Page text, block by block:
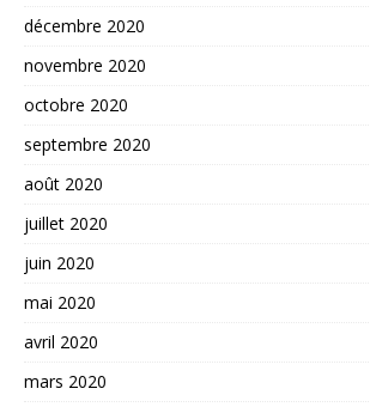
décembre 2020
novembre 2020
octobre 2020
septembre 2020
août 2020
juillet 2020
juin 2020
mai 2020
avril 2020
mars 2020